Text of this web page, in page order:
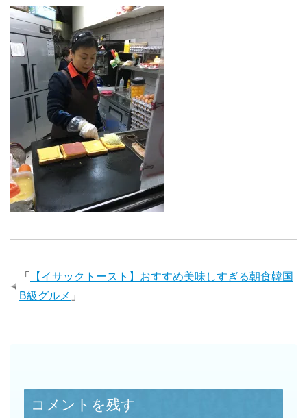
「
【イサックトースト】おすすめ美味しすぎる朝食韓国
B級グルメ 」
コメントを残す